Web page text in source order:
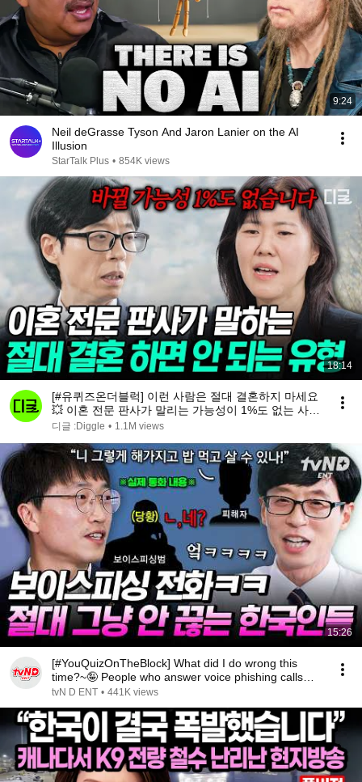
9:24
Neil deGrasse Tyson And Jaron Lanier on the AI
Illusion
StarTalk Plus • 854K views
18:14
[#유퀴즈온더블럭] 이런 사람은 절대 결혼하지 마세요
💥 이혼 전문 판사가 말리는 가능성이 1%도 없는 사람
들🚨
디글 :Diggle • 1.1M views
15:26
[#YouQuizOnTheBlock] What did I do wrong this
time?~🤪 People who answer voice phishing calls
and ...
tvN D ENT • 441K views